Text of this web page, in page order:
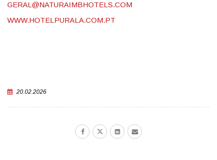
GERAL@NATURAIMBHOTELS.COM
WWW.HOTELPURALA.COM.PT
20.02.2026